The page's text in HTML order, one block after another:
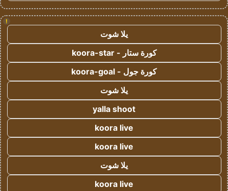
!
يلا شوت
كورة ستار - koora-star
كورة جول - koora-goal
يلا شوت
yalla shoot
koora live
koora live
يلا شوت
koora live